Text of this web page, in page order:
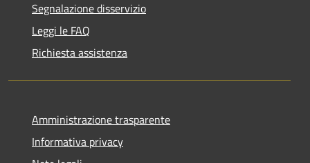
Segnalazione disservizio
Leggi le FAQ
Richiesta assistenza
Amministrazione trasparente
Informativa privacy